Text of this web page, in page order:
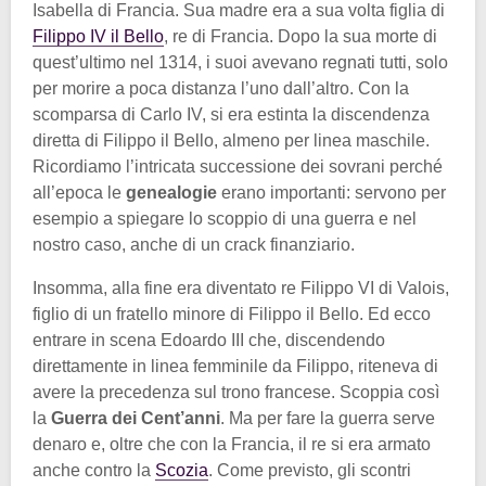
Isabella di Francia. Sua madre era a sua volta figlia di
Filippo IV il Bello, re di Francia. Dopo la sua morte di
quest’ultimo nel 1314, i suoi avevano regnati tutti, solo
per morire a poca distanza l’uno dall’altro. Con la
scomparsa di Carlo IV, si era estinta la discendenza
diretta di Filippo il Bello, almeno per linea maschile.
Ricordiamo l’intricata successione dei sovrani perché
all’epoca le genealogie erano importanti: servono per
esempio a spiegare lo scoppio di una guerra e nel
nostro caso, anche di un crack finanziario.
Insomma, alla fine era diventato re Filippo VI di Valois,
figlio di un fratello minore di Filippo il Bello. Ed ecco
entrare in scena Edoardo III che, discendendo
direttamente in linea femminile da Filippo, riteneva di
avere la precedenza sul trono francese. Scoppia così
la Guerra dei Cent’anni. Ma per fare la guerra serve
denaro e, oltre che con la Francia, il re si era armato
anche contro la Scozia. Come previsto, gli scontri